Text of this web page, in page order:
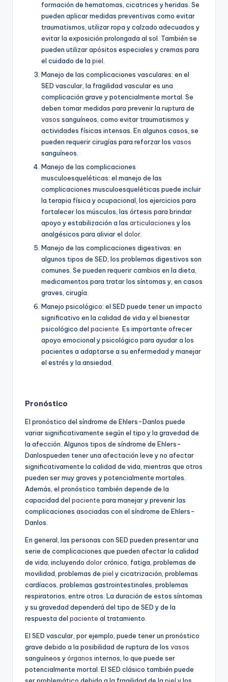
formación de hematomas, cicatrices y heridas. Se
pueden aplicar medidas preventivas como evitar
traumatismos, utilizar ropa y calzado adecuados y
evitar la exposición prolongada al sol. También se
pueden utilizar apósitos especiales y cremas para
el cuidado de la piel
Manejo de las complicaciones vasculares: en el
SED vascular, la fragilidad vascular es una
complicación grave y potencialmente mortal. Se
deben tomar medidas para prevenir la ruptura de
vasos sanguíneos, como evitar traumatismos y
actividades físicas intensas. En algunos casos, se
pueden requerir cirugías para reforzar los vasos
sanguíneos.
Manejo de las complicaciones
musculoesqueléticas: el manejo de las
complicaciones musculoesqueléticas puede incluir
la terapia física y ocupacional, los ejercicios para
fortalecer los músculos, las órtesis para brindar
apoyo y estabilización a las articulaciones y los
analgésicos para aliviar el dolor.
Manejo de las complicaciones digestivas: en
algunos tipos de SED, los problemas digestivos son
comunes. Se pueden requerir cambios en la dieta,
medicamentos para tratar los síntomas y, en casos
graves, cirugía.
Manejo psicológico: el SED puede tener un impacto
significativo en la calidad de vida y el bienestar
psicológico del paciente. Es importante ofrecer
apoyo emocional y psicológico para ayudar a los
pacientes a adaptarse a su enfermedad y manejar
el estrés y la ansiedad.
Pronóstico
El pronóstico del síndrome de Ehlers-Danlos puede
variar significativamente según el tipo y la gravedad de
la afección. Algunos tipos de síndrome de Ehlers-
Danlospueden tener una afectación leve y no afectar
significativamente la calidad de vida, mientras que otros
pueden ser muy graves y potencialmente mortales.
Además, el pronóstico también depende de la
capacidad del paciente para manejar y prevenir las
complicaciones asociadas con el síndrome de Ehlers-
Danlos.
En general, las personas con SED pueden presentar una
serie de complicaciones que pueden afectar la calidad
de vida, incluyendo dolorcrónico, fatiga, problemas de
movilidad, problemas de piel y cicatrización, problemas
cardíacos, problemas gastrointestinales, problemas
respiratorios, entre otros. La duración de estos síntomas
y su gravedad dependerá del tipo de SED y de la
respuesta del paciente al tratamiento.
El SED vascular, por ejemplo, puede tener un pronóstico
grave debido a la posibilidad de ruptura de los vasos
sanguíneos yórganos internos, lo que puede ser
potencialmente mortal. El SED clásico también puede
ser problemático debido a la fragilidad de la piel y los